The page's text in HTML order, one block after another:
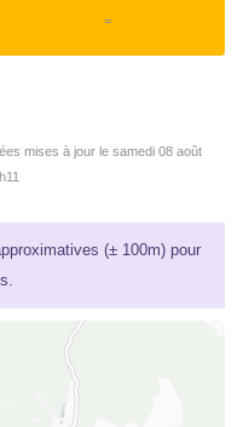
=
mises à jour le samedi 08 août
(± 100m) pour